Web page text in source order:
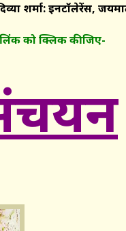
शर्मा: इनटॉलेरेंस,
को क्लिक कीजिए-